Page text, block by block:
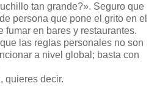
tan grande?». Seguro que
persona que pone el grito en el
fumar en bares y restaurantes.
las reglas personales no son
a nivel global; basta con
quieres decir.